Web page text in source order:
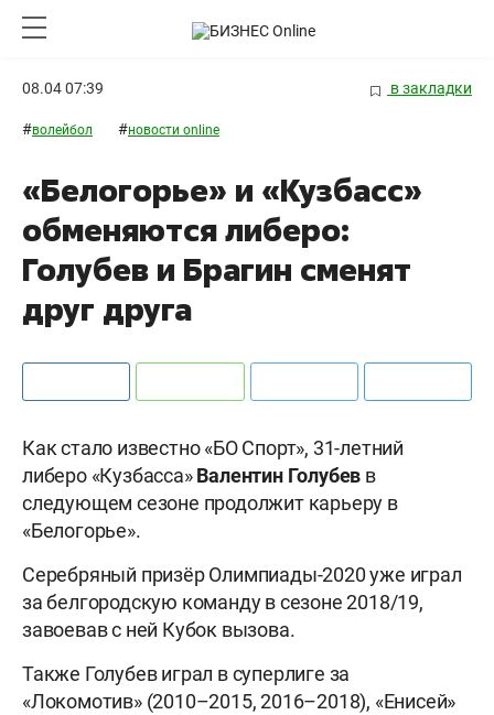
08.04 07:39 в закладки
#волейбол #новости online
«Белогорье» и «Кузбасс»
обменяются либеро:
Голубев и Брагин сменят
друг друга
Как стало известно «БО Спорт», 31-летний
либеро «Кузбасса»Валентин Голубев в
следующем сезоне продолжит карьеру в
«Белогорье».
Серебряный призёр Олимпиады-2020 уже играл
за белгородскую команду в сезоне 2018/19,
завоевав с ней Кубок вызова.
Также Голубев играл в суперлиге за
«Локомотив» (2010–2015, 2016–2018), «Енисей»